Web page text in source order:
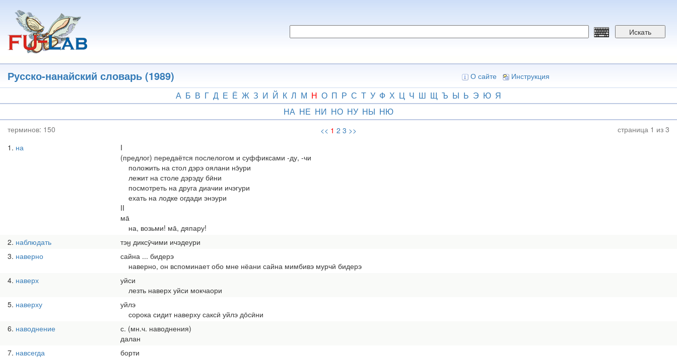
основному
содержанию
Искать
Русско-нанайский словарь (1989) О сайте Инструкция
А Б В Г Д Е Ё Ж З И Й К Л М Н О П Р С Т У Ф Х Ц Ч Ш Щ Ъ Ы Ь Э Ю Я
НА НЕ НИ НО НУ НЫ НЮ
терминов: 150 << 1 2 3 >>
страница 1 из 3
1 на
I
(предлог) передаётся послелогом и суффиксами -ду, -чи
положить на стол дэрэ оялани нэ̄ури
лежит на столе дэрэду бӣни
посмотреть на друга диачии ичэгури
ехать на лодке огдади энэури
II
ма̄
на, возьми! ма̄, дяпару!
2 наблюдать
тэӈ диксӯчими ичэдеури
3 наверно
сайна ... бидерэ
наверно, он вспоминает обо мне нёани сайна мимбивэ мурчӣ бидерэ
4 наверх
уйси
лезть наверх уйси мокчаори
5 наверху
уйлэ
сорока сидит наверху саксӣ уйлэ до̄сӣни
6 наводнение
с. (мн.ч. наводнения)
далан
7 навсегда
борти